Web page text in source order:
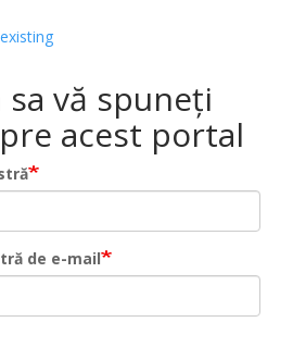
vă spuneți
acest portal
de e-mail